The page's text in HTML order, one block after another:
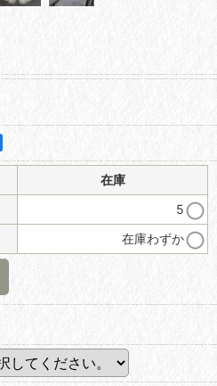
在庫
5
在庫わずか